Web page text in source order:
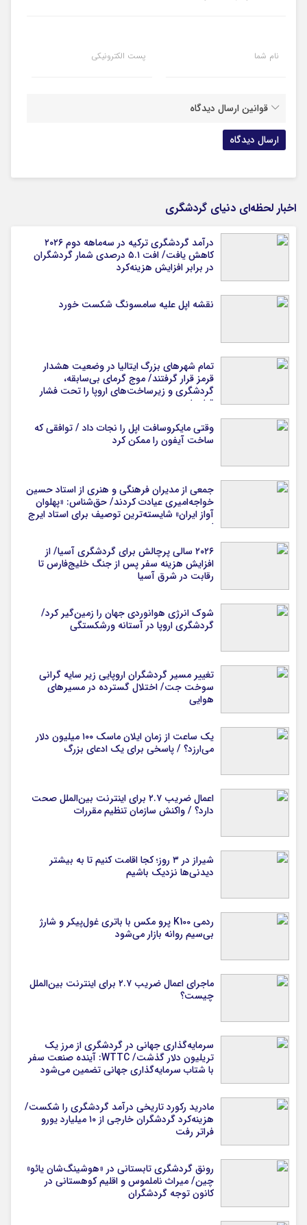
نام شما پست الکترونیکی
قوانین ارسال دیدگاه
اخبار لحظه‌ای دنیای گردشگری
درآمد گردشگری ترکیه در سه‌ماهه دوم ۲۰۲۶
کاهش یافت/ افت ۵.۱ درصدی شمار گردشگران
در برابر افزایش هزینه‌کرد
نقشه اپل علیه سامسونگ شکست خورد
تمام شهرهای بزرگ ایتالیا در وضعیت هشدار
قرمز قرار گرفتند/ موج گرمای بی‌سابقه،
گردشگری و زیرساخت‌های اروپا را تحت فشار
قرار داد
وقتی مایکروسافت اپل را نجات داد / توافقی که
ساخت آیفون را ممکن کرد
جمعی از مدیران فرهنگی و هنری از استاد حسین
خواجه‌امیری عیادت کردند/ حق‌شناس: «پهلوان
آواز ایران» شایسته‌ترین توصیف برای استاد ایرج
است
۲۰۲۶ سالی پرچالش برای گردشگری آسیا/ از
افزایش هزینه سفر پس از جنگ خلیج‌فارس تا
رقابت در شرق آسیا
شوک انرژی هوانوردی جهان را زمین‌گیر کرد/
گردشگری اروپا در آستانه ورشکستگی
تغییر مسیر گردشگران اروپایی زیر سایه گرانی
سوخت جت/ اختلال گسترده در مسیرهای
هوایی
یک ساعت از زمان ایلان ماسک ۱۰۰ میلیون دلار
می‌ارزد؟ / پاسخی برای یک ادعای بزرگ
اعمال ضریب ۲.۷ برای اینترنت بین‌الملل صحت
دارد؟ / واکنش سازمان تنظیم مقررات
شیراز در ۳ روز؛ کجا اقامت کنیم تا به بیشتر
دیدنی‌ها نزدیک باشیم
ردمی K100 پرو مکس با باتری غول‌پیکر و شارژ
بی‌سیم روانه بازار می‌شود
ماجرای اعمال ضریب ۲.۷ برای اینترنت بین‌الملل
چیست؟
سرمایه‌گذاری جهانی در گردشگری از مرز یک
تریلیون دلار گذشت/ WTTC: آینده صنعت سفر
با شتاب سرمایه‌گذاری جهانی تضمین می‌شود
مادرید رکورد تاریخی درآمد گردشگری را شکست/
هزینه‌کرد گردشگران خارجی از ۱۰ میلیارد یورو
فراتر رفت
رونق گردشگری تابستانی در «هوشینگ‌شان یائو»
چین/ میراث ناملموس و اقلیم کوهستانی در
کانون توجه گردشگران